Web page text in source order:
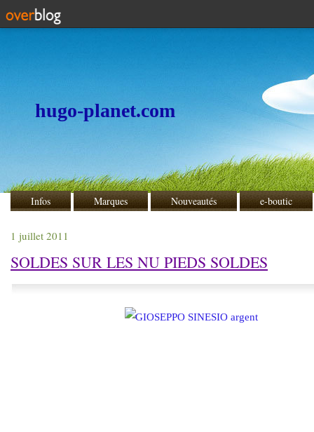
hugo-planet.com
Infos Marques Nouveautés e-boutic
1 juillet 2011
SOLDES SUR LES NU PIEDS SOLDES